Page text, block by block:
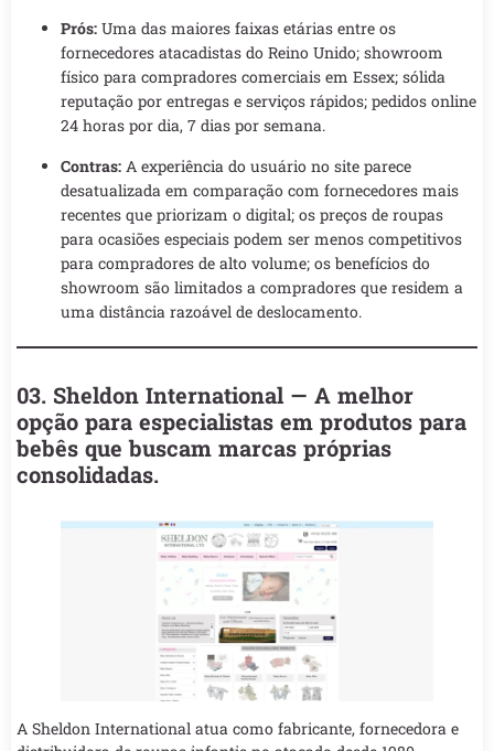
Prós: Uma das maiores faixas etárias entre os
fornecedores atacadistas do Reino Unido; showroom
físico para compradores comerciais em Essex; sólida
reputação por entregas e serviços rápidos; pedidos online
24 horas por dia, 7 dias por semana.
Contras: A experiência do usuário no site parece
desatualizada em comparação com fornecedores mais
recentes que priorizam o digital; os preços de roupas
para ocasiões especiais podem ser menos competitivos
para compradores de alto volume; os benefícios do
showroom são limitados a compradores que residem a
uma distância razoável de deslocamento.
03. Sheldon International — A melhor
opção para especialistas em produtos para
bebês que buscam marcas próprias
consolidadas.
A Sheldon International atua como fabricante, fornecedora e